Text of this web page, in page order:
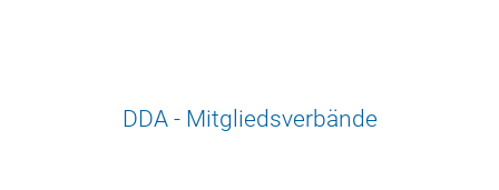
DDA - Mitgliedsverbände